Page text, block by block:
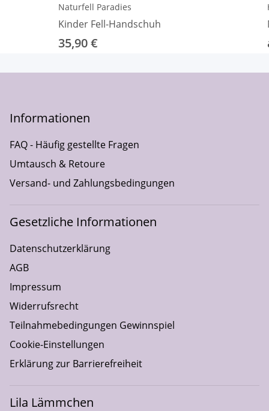
Naturfell Paradies
Kinder Fell-Handschuh
35,90 €
Informationen
FAQ - Häufig gestellte Fragen
Umtausch & Retoure
Versand- und Zahlungsbedingungen
Gesetzliche Informationen
Datenschutzerklärung
AGB
Impressum
Widerrufsrecht
Teilnahmebedingungen Gewinnspiel
Cookie-Einstellungen
Erklärung zur Barrierefreiheit
Lila Lämmchen